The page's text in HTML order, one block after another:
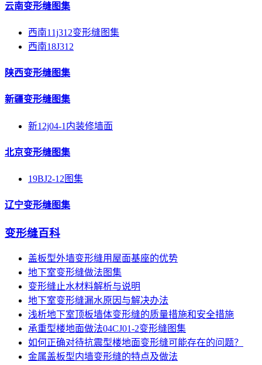
云南变形缝图集
西南11j312变形缝图集
西南18J312
陕西变形缝图集
新疆变形缝图集
新12j04-1内装修墙面
北京变形缝图集
19BJ2-12图集
辽宁变形缝图集
变形缝百科
盖板型外墙变形缝用屋面基座的优势
地下室变形缝做法图集
变形缝止水材料解析与说明
地下室变形缝漏水原因与解决办法
浅析地下室顶板墙体变形缝的质量措施和安全措施
承重型楼地面做法04CJ01-2变形缝图集
如何正确对待抗震型楼地面变形缝可能存在的问题？
金属盖板型内墙变形缝的特点及做法